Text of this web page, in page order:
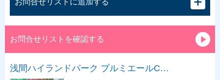
お問合せリストに追加する
お問合せリストを確認する
浅間ハイランドパーク プルミエールC…